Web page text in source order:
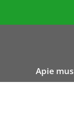
Apie mus